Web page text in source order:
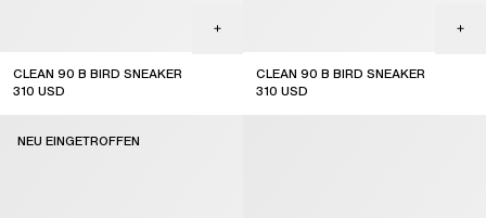
CLEAN 90 B BIRD SNEAKER
310 USD
CLEAN 90 B BIRD SNEAKER
310 USD
NEU EINGETROFFEN